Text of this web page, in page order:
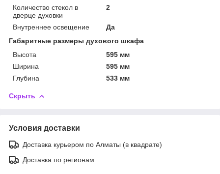
Количество стекол в
дверце духовки
2
Внутреннее освещение
Да
Габаритные размеры духового шкафа
Высота
595 мм
Ширина
595 мм
Глубина
533 мм
Скрыть
Условия доставки
Доставка курьером по Алматы (в квадрате)
Доставка по регионам